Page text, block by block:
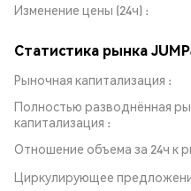
Изменение цены (24ч)
Статистика рынка
Рыночная капитализация
Полностью разводнённая
капитализация
Отношение объема за 24ч к
Циркулирующее